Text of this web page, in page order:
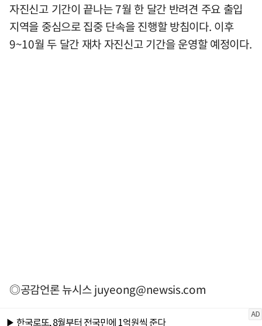
자진신고 기간이 끝나는 7월 한 달간 반려견 주요 출입
지역을 중심으로 집중 단속을 진행할 방침이다. 이후
9~10월 두 달간 재차 자진신고 기간을 운영할 예정이다.
◎공감언론 뉴시스juyeong@newsis.com